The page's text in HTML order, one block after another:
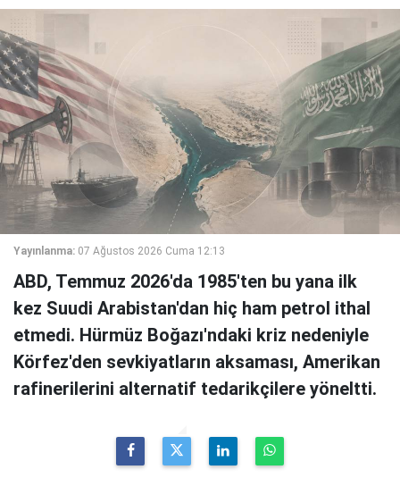
Yayınlanma: 07 Ağustos 2026 Cuma 12:13
ABD, Temmuz 2026'da 1985'ten bu yana ilk
kez Suudi Arabistan'dan hiç ham petrol ithal
etmedi. Hürmüz Boğazı'ndaki kriz nedeniyle
Körfez'den sevkiyatların aksaması, Amerikan
rafinerilerini alternatif tedarikçilere yöneltti.